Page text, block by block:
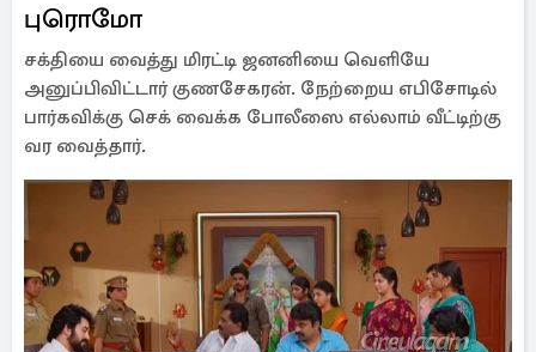
புரொமோ
சக்தியை வைத்து மிரட்டி ஜனனியை வெளியே
அனுப்பிவிட்டார் குணசேகரன். நேற்றைய எபிசோடில்
பார்கவிக்கு செக் வைக்க போலீஸை எல்லாம் வீட்டிற்கு
வர வைத்தார்.